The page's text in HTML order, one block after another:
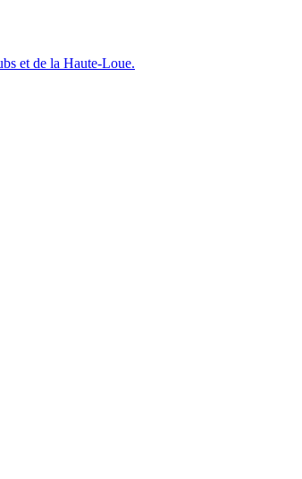
et de la Haute-Loue.